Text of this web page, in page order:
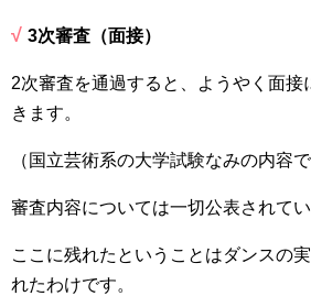
√ 3次審査（面接）
2次審査を通過すると、ようやく面接
きます。
（国立芸術系の大学試験なみの内容で
審査内容については一切公表されてい
ここに残れたということはダンスの
れたわけです。